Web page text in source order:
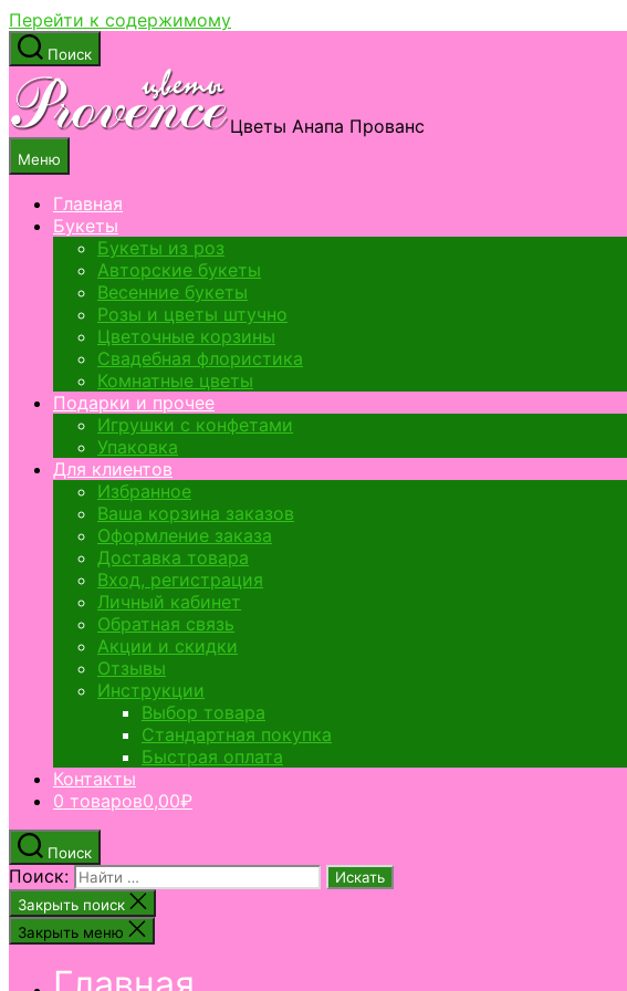
Перейти к содержимому
Поиск
Цветы Анапа Прованс
Меню
Главная
Букеты
Букеты из роз
Авторские букеты
Весенние букеты
Розы и цветы штучно
Цветочные корзины
Свадебная флористика
Комнатные цветы
Подарки и прочее
Игрушки с конфетами
Упаковка
Для клиентов
Избранное
Ваша корзина заказов
Оформление заказа
Доставка товара
Вход, регистрация
Личный кабинет
Обратная связь
Акции и скидки
Отзывы
Инструкции
Выбор товара
Стандартная покупка
Быстрая оплата
Контакты
0 товаров0,00₽
Поиск
Поиск:
Закрыть поиск
Закрыть меню